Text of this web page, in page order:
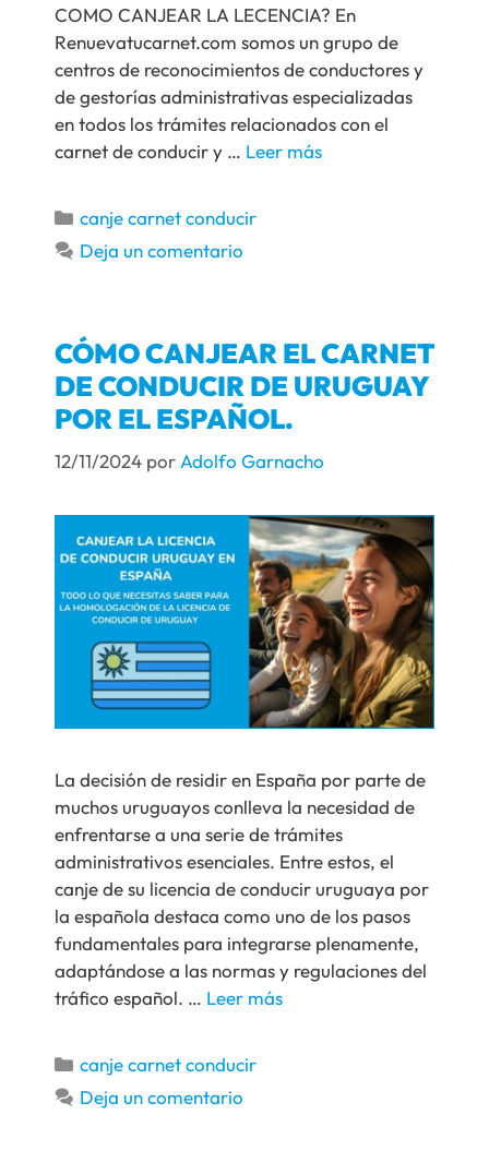
COMO CANJEAR LA LECENCIA? En
Renuevatucarnet.com somos un grupo de
centros de reconocimientos de conductores y
de gestorías administrativas especializadas
en todos los trámites relacionados con el
carnet de conducir y … Leer más
canje carnet conducir
Deja un comentario
CÓMO CANJEAR EL CARNET
DE CONDUCIR DE URUGUAY
POR EL ESPAÑOL.
12/11/2024 por Adolfo Garnacho
La decisión de residir en España por parte de
muchos uruguayos conlleva la necesidad de
enfrentarse a una serie de trámites
administrativos esenciales. Entre estos, el
canje de su licencia de conducir uruguaya por
la española destaca como uno de los pasos
fundamentales para integrarse plenamente,
adaptándose a las normas y regulaciones del
tráfico español. … Leer más
canje carnet conducir
Deja un comentario